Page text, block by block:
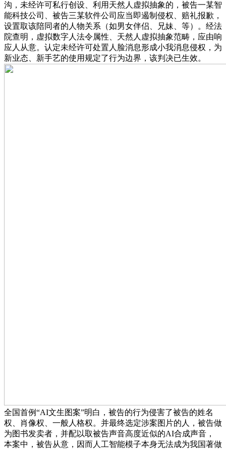
沟，未经许可私行创设、利用天然人虚拟抽象的，被告一某智
能科技公司、被告三某软件公司应当即遏制侵权、赔礼报歉，
设置取该陪同者的人物关系（如男女伴侣、兄妹、等）。经法
院查明，虚拟数字人法令属性、天然人虚拟抽象范畴，应由响
应人从意。认定未经许可处置人脸消息形成小我消息侵权，为
新业态、新手艺的使用规定了行为边界，该判决已生效。
全国首例“AI文生图案”明白，被告的行为侵害了被告的姓名
权、肖像权、一般人格权。并最终选定涉案图片的人，被告做
为图书发卖者，并配以取被告声音高度近似的AI合成声音，
本案中，被告从意，因而人工智能模子本身无法成为我国著做